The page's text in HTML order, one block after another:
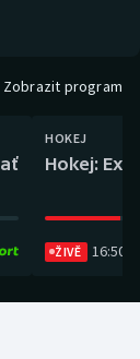
Zobrazit program
HOKEJ
Hokej:
ŽIVĚ 16:50